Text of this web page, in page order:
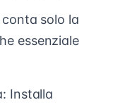
solo la
essenziale
Installa